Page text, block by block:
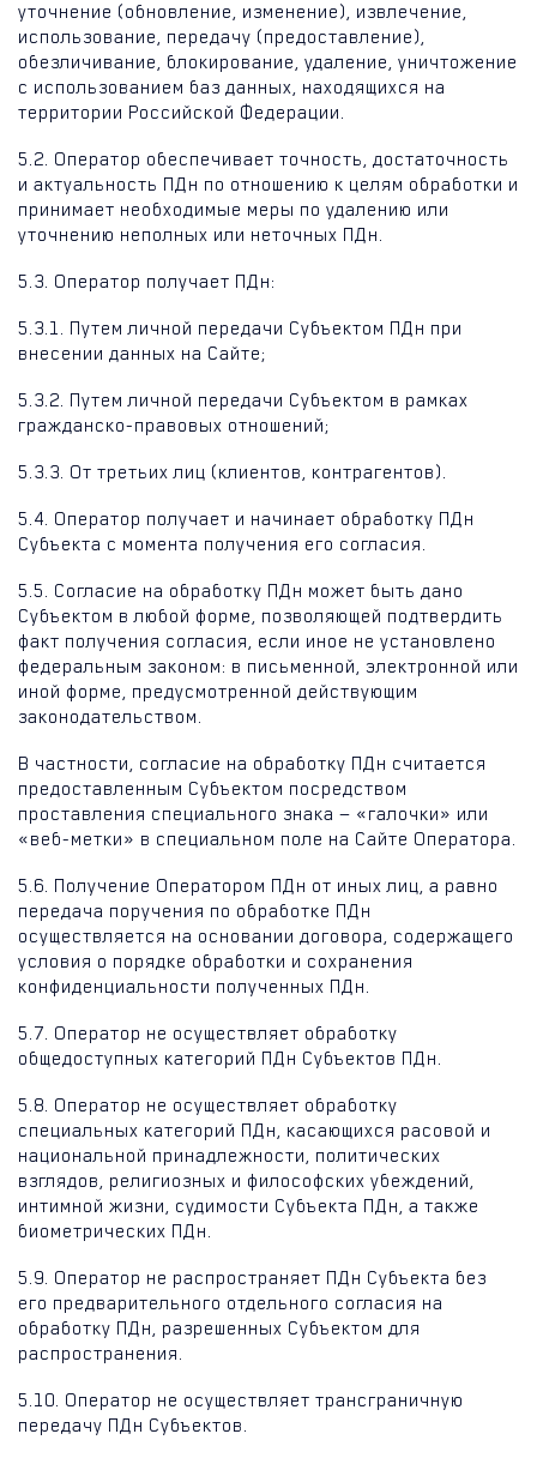
уточнение (обновление, изменение), извлечение,
использование, передачу (предоставление),
обезличивание, блокирование, удаление, уничтожение
с использованием баз данных, находящихся на
территории Российской Федерации.
5.2. Оператор обеспечивает точность, достаточность
и актуальность ПДн по отношению к целям обработки и
принимает необходимые меры по удалению или
уточнению неполных или неточных ПДн.
5.3. Оператор получает ПДн:
5.3.1. Путем личной передачи Субъектом ПДн при
внесении данных на Сайте;
5.3.2. Путем личной передачи Субъектом в рамках
гражданско-правовых отношений;
5.3.3. От третьих лиц (клиентов, контрагентов).
5.4. Оператор получает и начинает обработку ПДн
Субъекта с момента получения его согласия.
5.5. Согласие на обработку ПДн может быть дано
Субъектом в любой форме, позволяющей подтвердить
факт получения согласия, если иное не установлено
федеральным законом: в письменной, электронной или
иной форме, предусмотренной действующим
законодательством.
В частности, согласие на обработку ПДн считается
предоставленным Субъектом посредством
проставления специального знака — «галочки» или
«веб-метки» в специальном поле на Сайте Оператора.
5.6. Получение Оператором ПДн от иных лиц, а равно
передача поручения по обработке ПДн
осуществляется на основании договора, содержащего
условия о порядке обработки и сохранения
конфиденциальности полученных ПДн.
5.7. Оператор не осуществляет обработку
общедоступных категорий ПДн Субъектов ПДн.
5.8. Оператор не осуществляет обработку
специальных категорий ПДн, касающихся расовой и
национальной принадлежности, политических
взглядов, религиозных и философских убеждений,
интимной жизни, судимости Субъекта ПДн, а также
биометрических ПДн.
5.9. Оператор не распространяет ПДн Субъекта без
его предварительного отдельного согласия на
обработку ПДн, разрешенных Субъектом для
распространения.
5.10. Оператор не осуществляет трансграничную
передачу ПДн Субъектов.